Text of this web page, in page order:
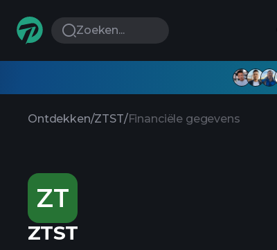
Zoeken...
Ontdekken/ZTST/Financiële gegevens
ZT
ZTST